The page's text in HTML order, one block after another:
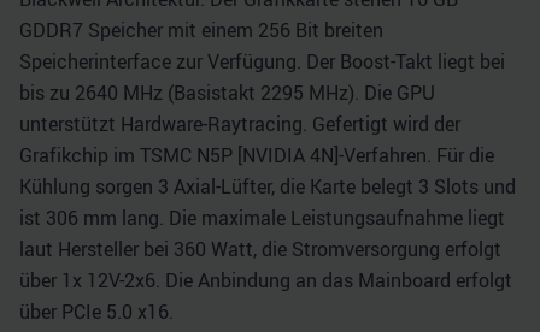
GDDR7 Speicher mit einem 256 Bit breiten
Speicherinterface zur Verfügung. Der Boost-Takt liegt bei
bis zu 2640 MHz (Basistakt 2295 MHz). Die GPU
unterstützt Hardware-Raytracing. Gefertigt wird der
Grafikchip im TSMC N5P [NVIDIA 4N]-Verfahren. Für die
Kühlung sorgen 3 Axial-Lüfter, die Karte belegt 3 Slots und
ist 306 mm lang. Die maximale Leistungsaufnahme liegt
laut Hersteller bei 360 Watt, die Stromversorgung erfolgt
über 1x 12V-2x6. Die Anbindung an das Mainboard erfolgt
über PCIe 5.0 x16.